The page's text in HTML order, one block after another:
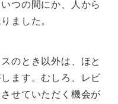
つの間にか、人から
ました。
のとき以外は、ほと
ます。むしろ、レビ
せていただく機会が